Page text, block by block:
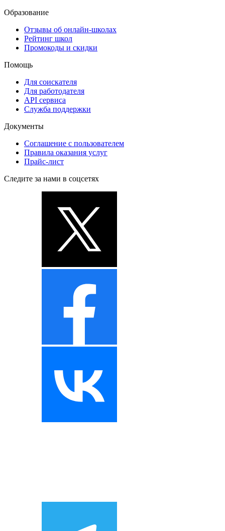
Образование
Отзывы об онлайн-школах
Рейтинг школ
Промокоды и скидки
Помощь
Для соискателя
Для работодателя
API сервиса
Служба поддержки
Документы
Соглашение с пользователем
Правила оказания услуг
Прайс-лист
Следите за нами в соцсетях